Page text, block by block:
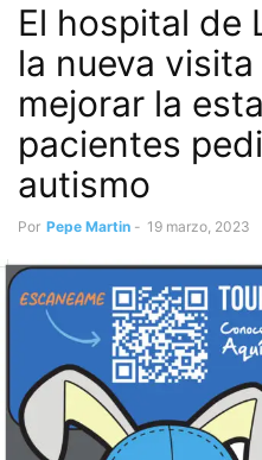
Sociedad
El hospital de
la nueva
mejorar la
pacientes
autismo
Por Pepe Martin - 19 marzo, 2023